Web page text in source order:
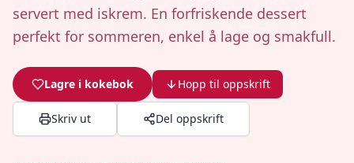
servert med iskrem. En forfriskende dessert
perfekt for sommeren, enkel å lage og smakfull.
Lagre i kokebok Hopp til oppskrift
Skriv ut Del oppskrift